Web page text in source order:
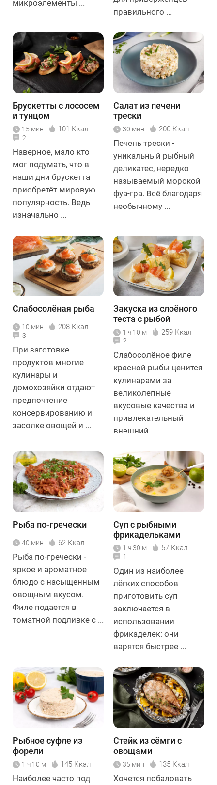
микроэлементы ...
правильного ...
Брускетты с лососем
и тунцом
15 мин 101 Ккал
2
Наверное, мало кто
мог подумать, что в
наши дни брускетта
приобретёт мировую
популярность. Ведь
изначально ...
Салат из печени
трески
30 мин 200 Ккал
Печень трески -
уникальный рыбный
деликатес, нередко
называемый морской
фуа-гра. Всё благодаря
необычному ...
Слабосолёная рыба
10 мин 208 Ккал
3
При заготовке
продуктов многие
кулинары и
домохозяйки отдают
предпочтение
консервированию и
засолке овощей и ...
Закуска из слоёного
теста с рыбой
1 ч 10 м 259 Ккал
2
Слабосолёное филе
красной рыбы ценится
кулинарами за
великолепные
вкусовые качества и
привлекательный
внешний ...
Рыба по-гречески
40 мин 62 Ккал
Рыба по-гречески -
яркое и ароматное
блюдо с насыщенным
овощным вкусом.
Филе подается в
томатной подливке с ...
Суп с рыбными
фрикадельками
1 ч 30 м 57 Ккал
1
Один из наиболее
лёгких способов
приготовить суп
заключается в
использовании
фрикаделек: они
варятся быстрее ...
Рыбное суфле из
форели
1 ч 10 м 145 Ккал
Наиболее часто под
Стейк из сёмги с
овощами
35 мин 135 Ккал
Хочется побаловать